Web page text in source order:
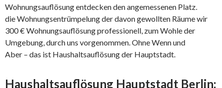
Wohnungsauflösung entdecken den angemessenen Platz.
die Wohnungsentrümpelung der davon gewollten Räume wir
300 € Wohnungsauflösung professionell, zum Wohle der
Umgebung, durch uns vorgenommen. Ohne Wenn und
Aber – das ist Haushaltsauflösung der Hauptstadt.
Haushaltsauflösung Hauptstadt Berlin: